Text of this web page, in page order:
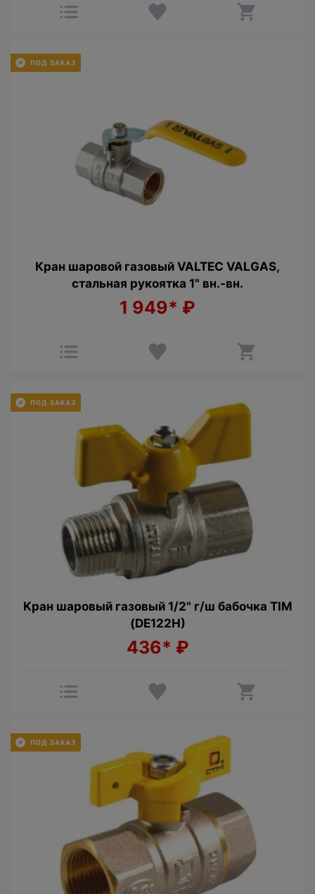
Кран шаровой газовый VALTEC VALGAS,
стальная рукоятка 1" вн.-вн.
1 949* ₽
Kран шаровый гaзовый 1/2" г/ш бабочка TIM
(DE122H)
436* ₽